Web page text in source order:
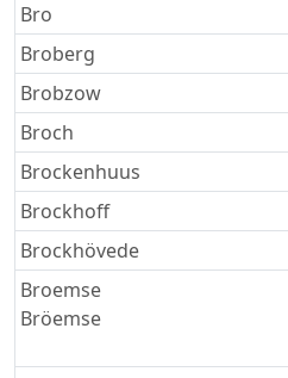
Bro
Broberg
Brobzow
Broch
Brockenhuus
Brockhoff
Brockhövede
Broemse
Bröemse